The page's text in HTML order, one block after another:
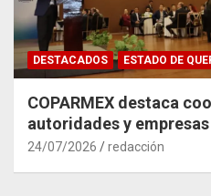
DESTACADOS ESTADO DE
COPARMEX destaca
autoridades y
impacto del Tren
24/07/2026 redacción